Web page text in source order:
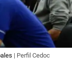
| Perfil Cedoc